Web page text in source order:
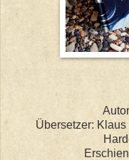
Übersetzer: